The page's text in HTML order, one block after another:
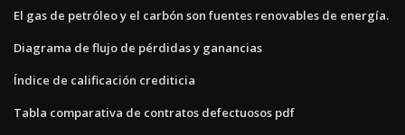
El gas de petróleo y el carbón son fuentes renovables de energía.
Diagrama de flujo de pérdidas y ganancias
Índice de calificación crediticia
Tabla comparativa de contratos defectuosos pdf